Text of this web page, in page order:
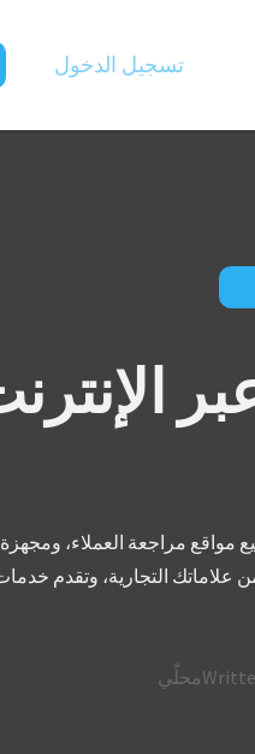
تسجيل الدخول
مواقع مراجعة العملاء،
علاماتك التجارية، وتقدم
محلّي